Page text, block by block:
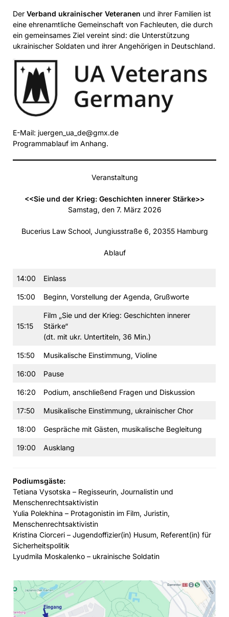
Der Verband ukrainischer Veteranen und ihrer Familien ist
eine ehrenamtliche Gemeinschaft von Fachleuten, die durch
ein gemeinsames Ziel vereint sind: die Unterstützung
ukrainischer Soldaten und ihrer Angehörigen in Deutschland.
E-Mail: juergen_ua_de@gmx.de
Programmablauf im Anhang.
Veranstaltung
<<Sie und der Krieg: Geschichten innerer Stärke>>
Samstag, den 7. März 2026
Bucerius Law School, Jungiusstraße 6, 20355 Hamburg
Ablauf
14:00 Einlass
15:00 Beginn, Vorstellung der Agenda, Grußworte
15:15
Film „Sie und der Krieg: Geschichten innerer
Stärke“
(dt. mit ukr. Untertiteln, 36 Min.)
15:50 Musikalische Einstimmung, Violine
16:00 Pause
16:20 Podium, anschließend Fragen und Diskussion
17:50 Musikalische Einstimmung, ukrainischer Chor
18:00 Gespräche mit Gästen, musikalische Begleitung
19:00 Ausklang
Podiumsgäste:
Tetiana Vysotska – Regisseurin, Journalistin und
Menschenrechtsaktivistin
Yulia Polekhina – Protagonistin im Film, Juristin,
Menschenrechtsaktivistin
Kristina Ciorceri – Jugendoffizier(in) Husum, Referent(in) für
Sicherheitspolitik
Lyudmila Moskalenko – ukrainische Soldatin